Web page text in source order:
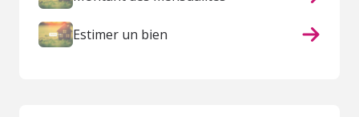
Estimer un bien